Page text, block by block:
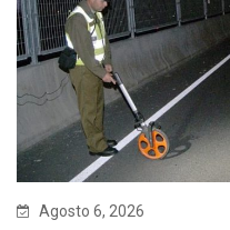
Agosto 6, 2026